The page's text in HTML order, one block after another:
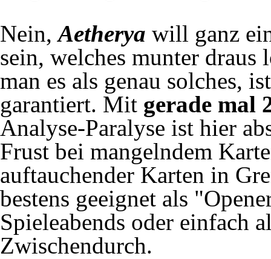
Nein,Aetherya will ganz
sein, welches munter
man es als genau solches,
garantiert. Mit gerade mal
Analyse-Paralyse ist hier
Frust bei mangelndem
auftauchender Karten in
bestens geeignet als
Spieleabends oder einfach
Zwischendurch.